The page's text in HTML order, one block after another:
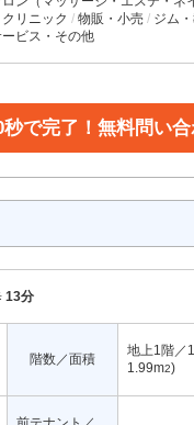
リニック 物販・小売
ジム・
ビス・その他
秒で完了！無料問い
13分
階数／面積
地上1階／
1.99m2)